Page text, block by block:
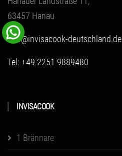
63457 Hanau
info@invisacook-deutschland.de
Tel: +49 2251 9889480
INVISACOOK
1 Brännare